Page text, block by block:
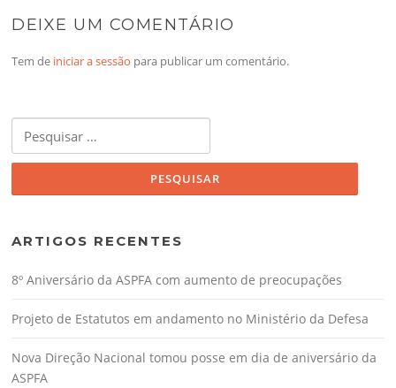
DEIXE UM COMENTÁRIO
Tem de iniciar a sessão para publicar um comentário.
por:
ARTIGOS RECENTES
8º Aniversário da ASPFA com aumento de preocupações
Projeto de Estatutos em andamento no Ministério da Defesa
Nova Direção Nacional tomou posse em dia de aniversário da
ASPFA